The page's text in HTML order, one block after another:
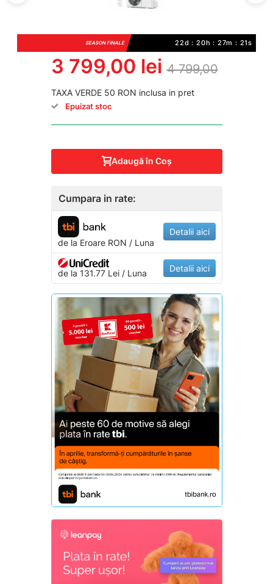
SEASON FINALE 22d : 20h : 27m : 20s
3 799,00 lei 4 799,00
TAXA VERDE 50 RON inclusa in pret
Epuizat stoc
Adaugă în Coş
Cumpara in rate:
de la EroareRON / Luna
Detalii aici
de la 131.77 Lei / Luna Detalii aici